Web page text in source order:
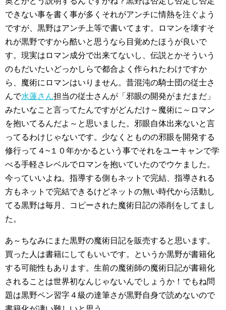
できない事を書く事が多くそれがアンチに情熱を注ぐよう
ですが、黒野はアンチ上等で書いてます。ロマンを壊すそ
れが黒野ですから酷いと思うなら目覚めたほうが良いで
す。現実はロマン成分で出来てないし、伝説とかそういう
のもだいたいどっかしらで都合よく作られたわけですか
ら、魔術にロマンはいりません。昔混沌の騎士団の従士さ
んで水蓮さん担当の従士さんが「邪眼の開発がまだまだ」
みたいなこと言ってたんですがどんだけ～魔術に～ロマン
を抱いてるんだよ～と思いました。邪眼自体出来ないと言
ってるわけじゃないです。少なくとものの邪眼を開発する
修行って４~１０年かかるという事でそれをユーキャンで学
べる手軽さレベルでロマンを抱いていたのでウケました。
今っていいよね。指導する側もネットで完結、指導される
方もネットで完結できるけどネットの無い時代から活動し
てる黒野は毎月、コピーされた魔術日記の添削をしてまし
た。
あ～ちなみにまた黒野の魔術日記を販売すると思います。
買った人は書籍にしてもいいです。というか黒野が書籍化
する可能性もあります。生前の魔術師の魔術日記が書籍化
されることは世界初なんじゃないんでしょうか！でもね問
題は黒野ペン習字４級の達筆さが黒野自身で読めないので